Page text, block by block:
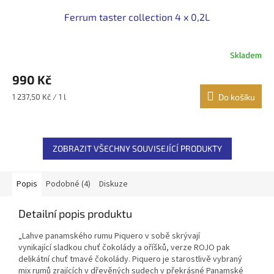
Ferrum taster collection 4 x 0,2L
Skladem
990 Kč
Měrná
1 237,50 Kč / 1 l Do košíku
ZOBRAZIT VŠECHNY SOUVISEJÍCÍ PRODUKTY
Popis Podobné (4) Diskuze
Detailní popis produktu
„Lahve panamského rumu Piquero v sobě skrývají
vynikající sladkou chuť čokolády a oříšků, verze ROJO pak
delikátní chuť tmavé čokolády. Piquero je starostlivě vybraný
mix rumů zrajících v dřevěných sudech v překrásné Panamské